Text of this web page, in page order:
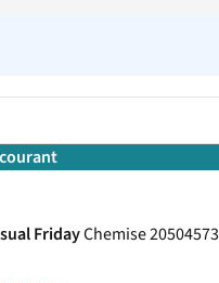
FridayChemise 20504573